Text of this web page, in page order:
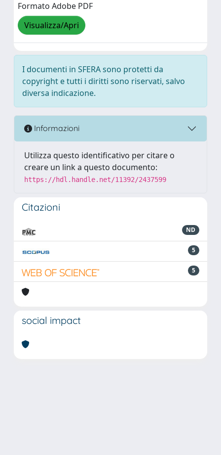
Formato Adobe PDF
Visualizza/Apri
I documenti in SFERA sono protetti da
copyright e tutti i diritti sono riservati, salvo
diversa indicazione.
Informazioni
Utilizza questo identificativo per citare o
creare un link a questo documento:
https://hdl.handle.net/11392/2437599
Citazioni
ND
5
5
social impact